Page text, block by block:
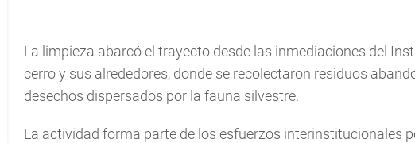
La limpieza abarcó el trayecto desde las inmediaciones del
cerro y sus alrededores, donde se recolectaron residuos
desechos dispersados por la fauna silvestre.
La actividad forma parte de los esfuerzos interinstitucionales